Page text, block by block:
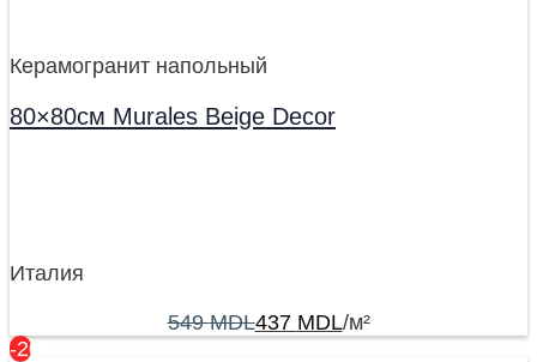
Керамогранит напольный
80×80см Murales Beige Decor
Италия
549MDL437 MDL/м²
-20%